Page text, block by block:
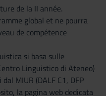
de la II année.
global et ne pourra
de compétence
si basa sulle
Linguistico di Ateneo)
MIUR (DALF C1, DFP
la pagina web dedicata